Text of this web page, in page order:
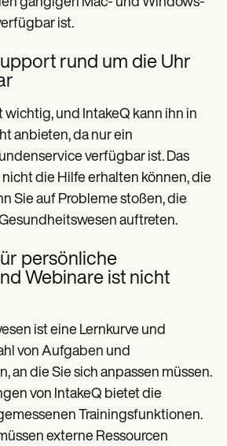
ist.
rund um die Uhr
und IntakeQ kann ihn in
anbieten, da nur ein
verfügbar ist. Das
die Hilfe erhalten können, die
Sie auf Probleme stoßen, die
auftreten.
persönliche
Webinare ist nicht
ist eine Lernkurve und
von Aufgaben und
an die Sie sich anpassen müssen.
von IntakeQ bietet die
Trainingsfunktionen.
externe Ressourcen